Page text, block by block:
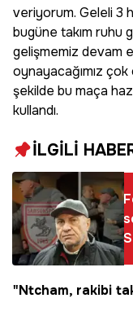
veriyorum. Geleli 3
bugüne takım ruhu
gelişmemiz devam
oynayacağımız çok
şekilde bu maça
kullandı.
İLGİLİ
"Ntcham, rakibi